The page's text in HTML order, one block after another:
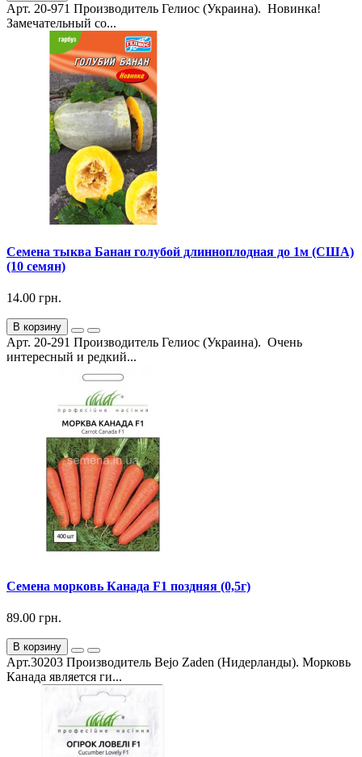
Арт. 20-971 Производитель Гелиос (Украина). Новинка!
Замечательный со...
Семена тыква Банан голубой длинноплодная до 1м (США)
(10 семян)
14.00 грн.
В корзину
Арт. 20-291 Производитель Гелиос (Украина). Очень
интересный и редкий...
Семена морковь Канада F1 поздняя (0,5г)
89.00 грн.
В корзину
Арт.30203 Производитель Bejo Zaden (Нидерланды). Морковь
Канада является ги...